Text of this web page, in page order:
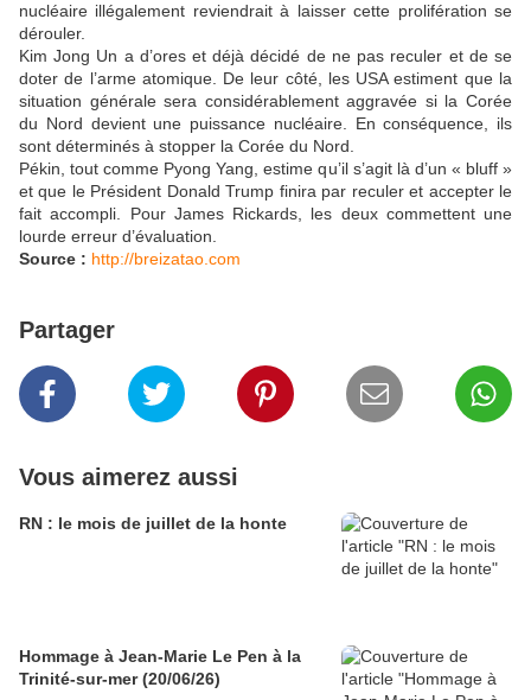
nucléaire illégalement reviendrait à laisser cette prolifération se
dérouler.
Kim Jong Un a d’ores et déjà décidé de ne pas reculer et de se
doter de l’arme atomique. De leur côté, les USA estiment que la
situation générale sera considérablement aggravée si la Corée
du Nord devient une puissance nucléaire. En conséquence, ils
sont déterminés à stopper la Corée du Nord.
Pékin, tout comme Pyong Yang, estime qu’il s’agit là d’un « bluff »
et que le Président Donald Trump finira par reculer et accepter le
fait accompli. Pour James Rickards, les deux commettent une
lourde erreur d’évaluation.
Source : http://breizatao.com
Partager
Vous aimerez aussi
RN : le mois de juillet de la honte
Hommage à Jean-Marie Le Pen à la
Trinité-sur-mer (20/06/26)